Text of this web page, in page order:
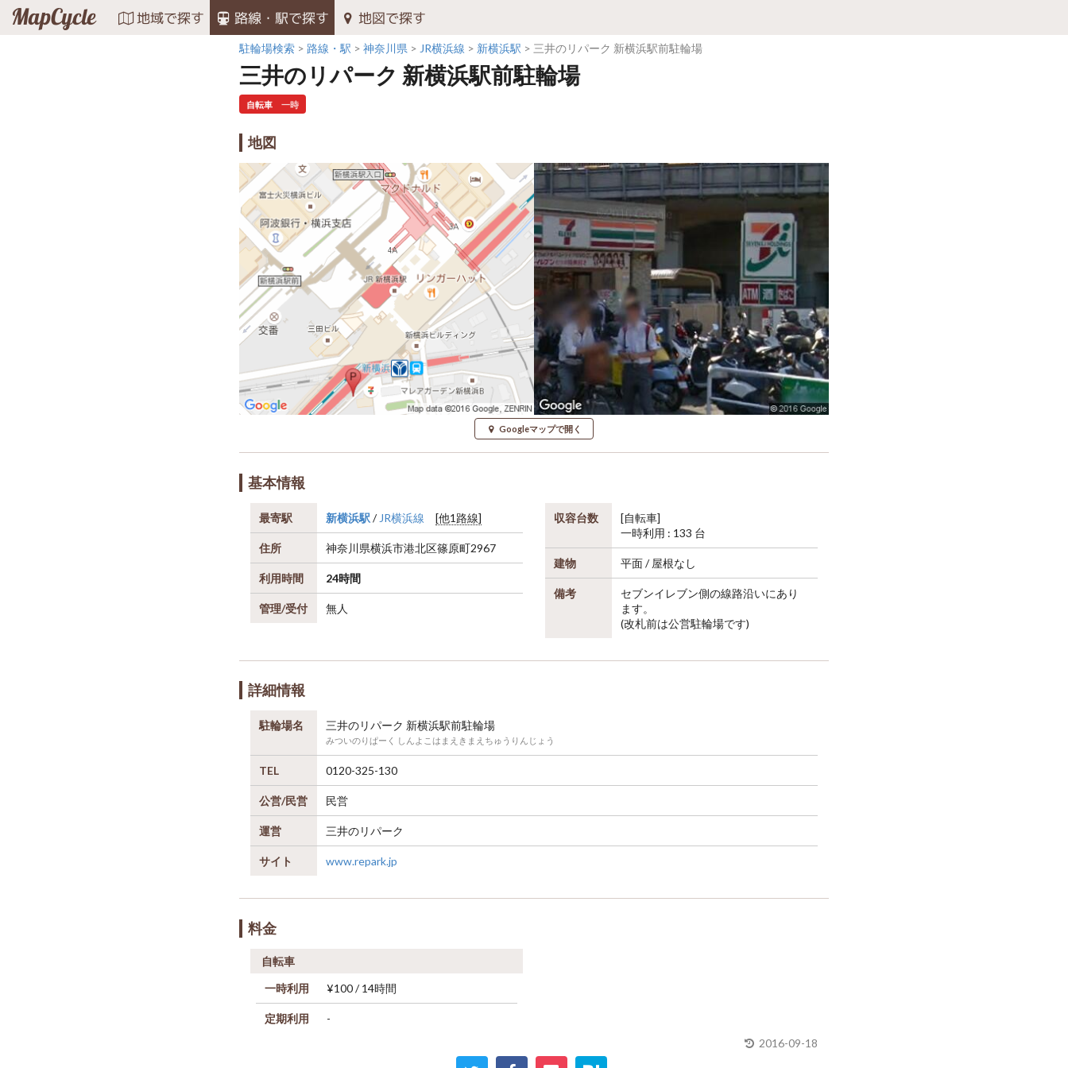
MapCycle 地域で探す 路線・駅で探す 地図で探す
駐輪場検索 路線・駅 神奈川県 JR横浜線 新横浜駅 三井のリパーク 新横浜駅前駐輪場
三井のリパーク 新横浜駅前駐輪場
自転車 一時
地図
Googleマップで開く
基本情報
最寄駅 新横浜駅 / JR横浜線 [他1路線]
住所 神奈川県横浜市港北区篠原町2967
利用時間 24時間
管理/受付 無人
収容台数
[自転車]
一時利用 : 133 台
建物 平面 / 屋根なし
備考
セブンイレブン側の線路沿いにあり
ます。
(改札前は公営駐輪場です)
詳細情報
駐輪場名 三井のリパーク 新横浜駅前駐輪場
みついのりぱーく しんよこはまえきまえちゅうりんじょう
TEL 0120-325-130
公営/民営 民営
運営 三井のリパーク
サイト www.repark.jp
料金
自転車
一時利用
¥100 / 14時間
定期利用
-
2016-09-18